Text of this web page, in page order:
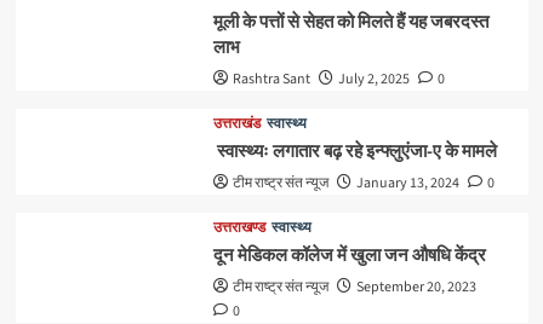
मूली के पत्तों से सेहत को मिलते हैं यह जबरदस्त
लाभ
Rashtra Sant July 2, 2025 0
उत्तराखंड स्वास्थ्य
स्वास्थ्यः लगातार बढ़ रहे इन्फ्लुएंजा-ए के मामले
टीम राष्ट्र संत न्यूज January 13, 2024 0
उत्तराखण्ड स्वास्थ्य
दून मेडिकल कॉलेज में खुला जन औषधि केंद्र
टीम राष्ट्र संत न्यूज
September 20, 2023
0